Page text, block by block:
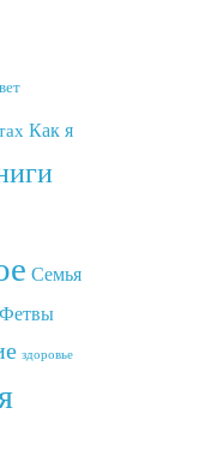
Как я
Семья
Фетвы
здоровье